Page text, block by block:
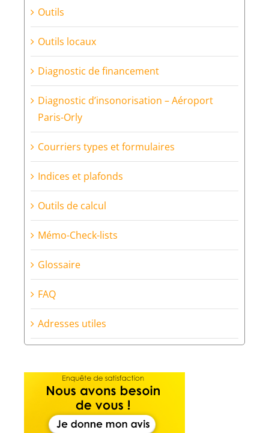
Diagnostic de financement
Diagnostic d’insonorisation – Aéroport
Paris-Orly
Courriers types et formulaires
Indices et plafonds
Outils de calcul
Mémo-Check-lists
Glossaire
FAQ
Adresses utiles